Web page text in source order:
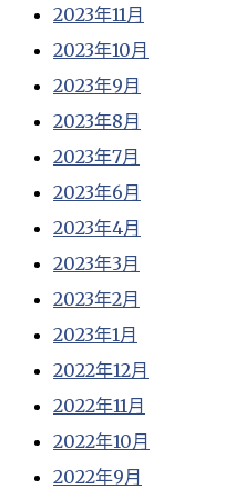
2023年11月
2023年10月
2023年9月
2023年8月
2023年7月
2023年6月
2023年4月
2023年3月
2023年2月
2023年1月
2022年12月
2022年11月
2022年10月
2022年9月